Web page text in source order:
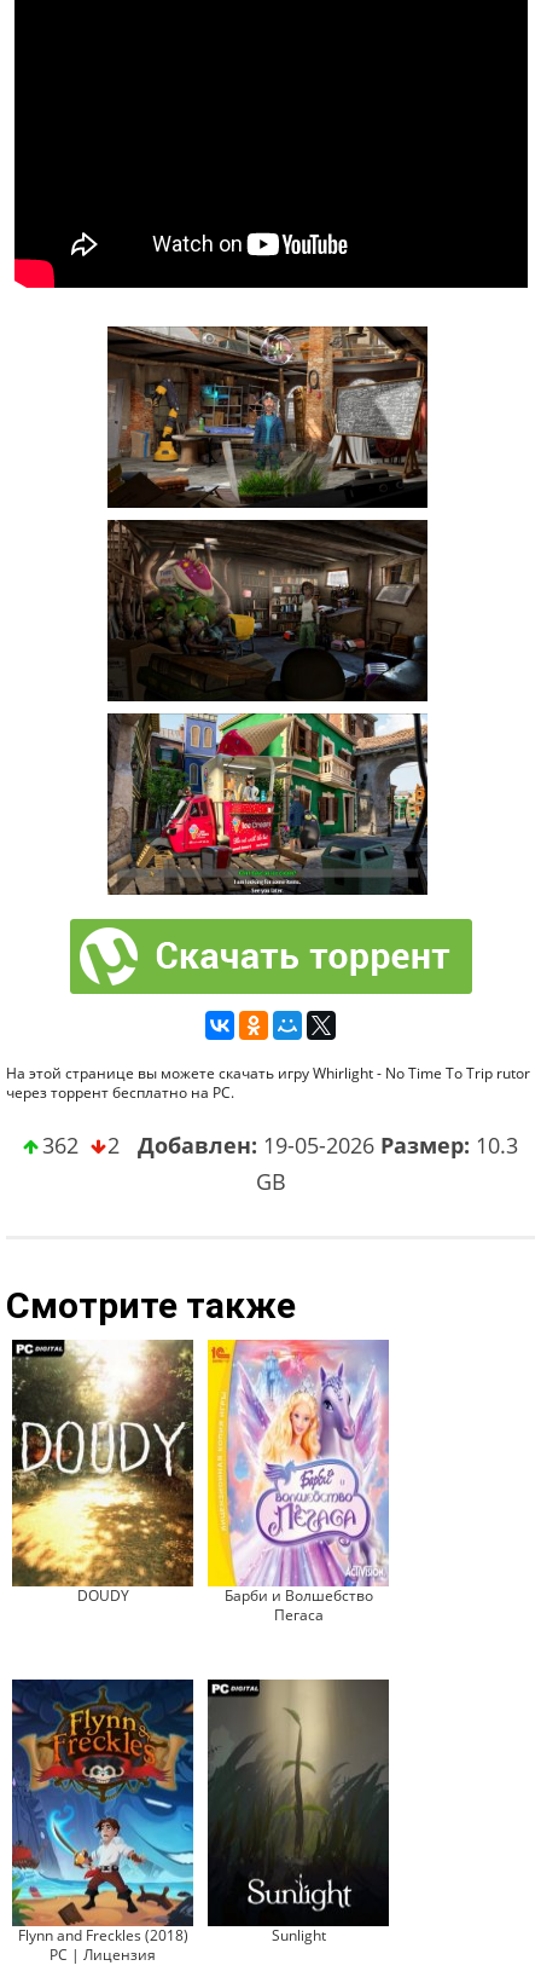
На этой странице вы можете скачать игру Whirlight - No Time To Trip rutor
через торрент бесплатно на PC.
362 2 Добавлен: 19-05-2026 Размер: 10.3
GB
Смотрите также
DOUDY
Барби и Волшебство
Пегаса
Flynn and Freckles (2018)
PC | Лицензия
Sunlight